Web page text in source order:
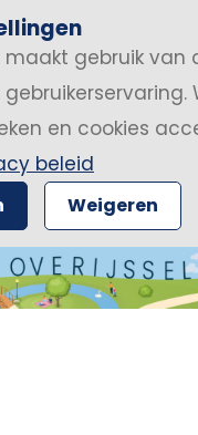
maakt gebruik van
en cookies
beleid
Weigeren